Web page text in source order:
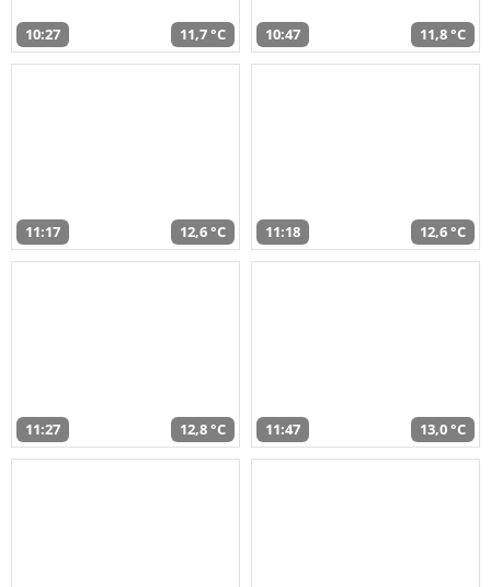
10:27 11,7 °C 10:47 11,8 °C
11:17 12,6 °C 11:18 12,6 °C
11:27 12,8 °C 11:47 13,0 °C